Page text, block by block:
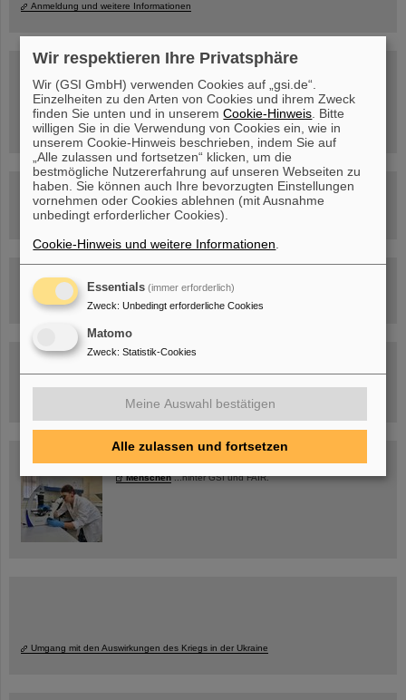
Anmeldung und weitere Informationen
geöffnet Di – Fr,
12 – 17 Uhr
Sa, 11.07.26, 10:30-16:00 Uhr
Ernst-Ludwig-Str. 22
Innenstadt Darmstadt
FAIR-Trailer: Der Weg der Teilchen durch die
Beschleunigeranlage
Besichtigung von GSI/FAIR –
Menschen...hinter GSI und FAIR.
Umgang mit den Auswirkungen des Kriegs in der Ukraine
Wir respektieren Ihre Privatsphäre
Wir (GSI GmbH) verwenden Cookies auf „gsi.de“.
Einzelheiten zu den Arten von Cookies und ihrem Zweck
finden Sie unten und in unseremCookie-Hinweis . Bitte
willigen Sie in die Verwendung von Cookies ein, wie in
unserem Cookie-Hinweis beschrieben, indem Sie auf
„Alle zulassen und fortsetzen“ klicken, um die
bestmögliche Nutzererfahrung auf unseren Webseiten zu
haben. Sie können auch Ihre bevorzugten Einstellungen
vornehmen oder Cookies ablehnen (mit Ausnahme
unbedingt erforderlicher Cookies).
Cookie-Hinweis und weitere Informationen
Essentials (immer erforderlich)
Zweck: Unbedingt erforderliche Cookies
Matomo
Zweck: Statistik-Cookies
Meine Auswahl bestätigen
Alle zulassen und fortsetzen